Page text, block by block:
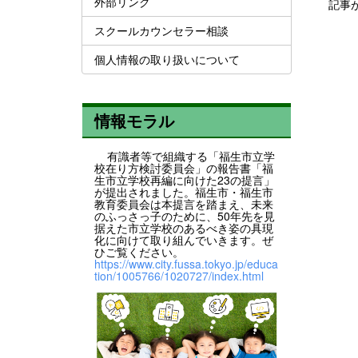
記事
スクールカウンセラー相談
個人情報の取り扱いについて
情報モラル
有識者等で組織する「福生市立学
校在り方検討委員会」の報告書「福
生市立学校再編に向けた23の提言」
が提出されました。福生市・福生市
教育委員会は本提言を踏まえ、未来
のふっさっ子のために、50年先を見
据えた市立学校のあるべき姿の具現
化に向けて取り組んでいきます。ぜ
ひご覧ください。
https://www.city.fussa.tokyo.jp/educa
tion/1005766/1020727/index.html